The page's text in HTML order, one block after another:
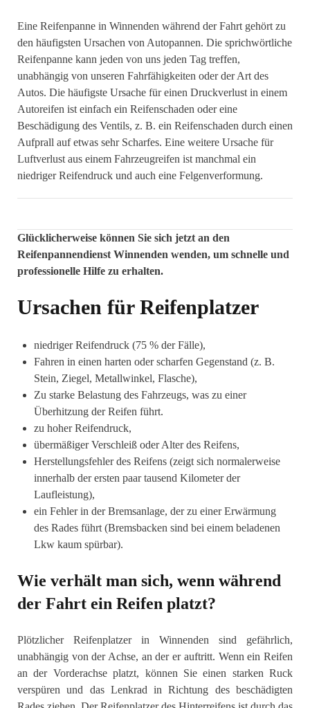
Eine Reifenpanne in Winnenden während der Fahrt gehört zu
den häufigsten Ursachen von Autopannen. Die sprichwörtliche
Reifenpanne kann jeden von uns jeden Tag treffen,
unabhängig von unseren Fahrfähigkeiten oder der Art des
Autos. Die häufigste Ursache für einen Druckverlust in einem
Autoreifen ist einfach ein Reifenschaden oder eine
Beschädigung des Ventils, z. B. ein Reifenschaden durch einen
Aufprall auf etwas sehr Scharfes. Eine weitere Ursache für
Luftverlust aus einem Fahrzeugreifen ist manchmal ein
niedriger Reifendruck und auch eine Felgenverformung.
Glücklicherweise können Sie sich jetzt an den
Reifenpannendienst Winnenden wenden, um schnelle und
professionelle Hilfe zu erhalten.
Ursachen für Reifenplatzer
niedriger Reifendruck (75 % der Fälle), ⁣
Fahren in einen harten oder scharfen Gegenstand (z. B.
Stein, Ziegel, Metallwinkel, Flasche),
Zu starke Belastung des Fahrzeugs, was zu einer
Überhitzung der Reifen führt.
zu hoher Reifendruck, ⁣
übermäßiger Verschleiß oder Alter des Reifens, ⁣
Herstellungsfehler des Reifens (zeigt sich normalerweise
innerhalb der ersten paar tausend Kilometer der
Laufleistung),
ein Fehler in der Bremsanlage, der zu einer Erwärmung
des Rades führt (Bremsbacken sind bei einem beladenen
Lkw kaum spürbar).
Wie verhält man sich, wenn während
der Fahrt ein Reifen platzt?
Plötzlicher Reifenplatzer in Winnenden sind gefährlich,
unabhängig von der Achse, an der er auftritt. Wenn ein Reifen
an der Vorderachse platzt, können Sie einen starken Ruck
verspüren und das Lenkrad in Richtung des beschädigten